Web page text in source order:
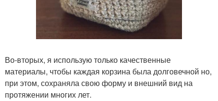
Во-вторых, я использую только качественные
материалы, чтобы каждая корзина была долговечной но,
при этом, сохраняла свою форму и внешний вид на
протяжении многих лет.